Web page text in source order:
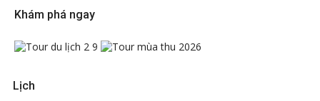
Khám phá ngay
Lịch